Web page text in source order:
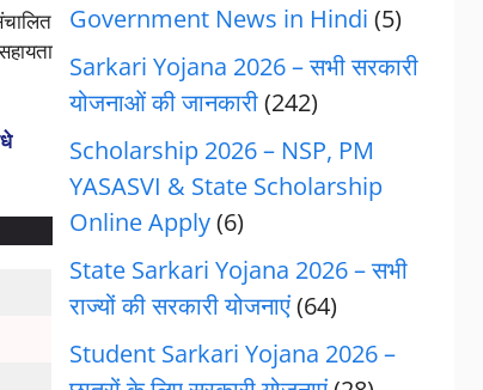
Government News in Hindi (5)
Sarkari Yojana 2026 – सभी सरकारी
योजनाओं की जानकारी(242)
Scholarship 2026 – NSP, PM
YASASVI & State Scholarship
Online Apply(6)
State Sarkari Yojana 2026 – सभी
राज्यों की सरकारी योजनाएं(64)
Student Sarkari Yojana 2026 –